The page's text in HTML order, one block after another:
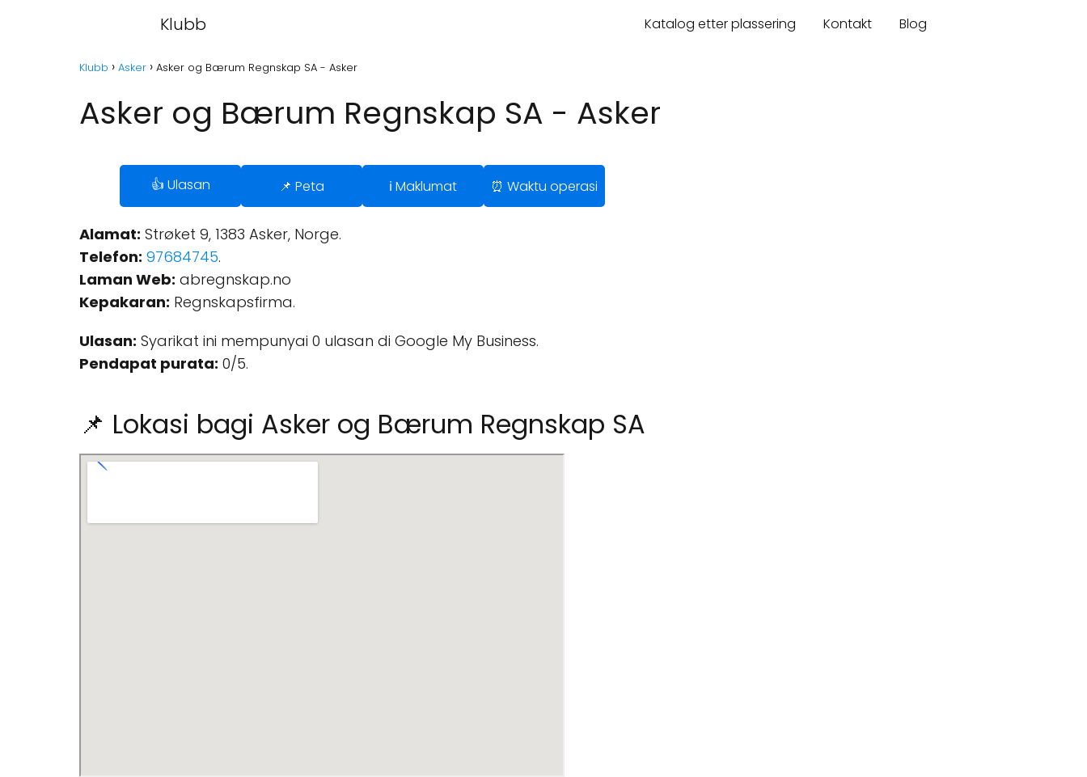
Klubb Katalog etter plassering Kontakt Blog
Klubb Asker Asker og Bærum Regnskap SA - Asker
Asker og Bærum Regnskap SA - Asker
👍 Ulasan 📌 Peta ℹ️ Maklumat ⏰ Waktu operasi
Alamat: Strøket 9, 1383 Asker, Norge.
Telefon: 97684745.
Laman Web: abregnskap.no
Kepakaran: Regnskapsfirma.
Ulasan: Syarikat ini mempunyai 0 ulasan di Google My Business.
Pendapat purata: 0/5.
📌 Lokasi bagi Asker og Bærum Regnskap SA